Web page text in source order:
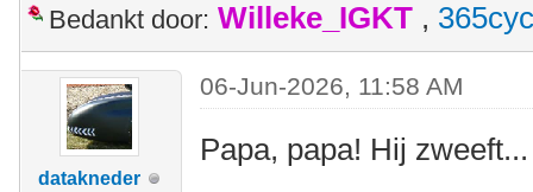
Bedankt door: Willeke_IGKT ,
datakneder
06-Jun-2026, 11:58 AM
Papa, papa! Hij zweeft...